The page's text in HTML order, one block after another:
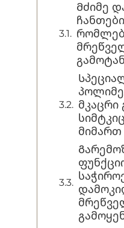
Მძიმე
მკაცრი